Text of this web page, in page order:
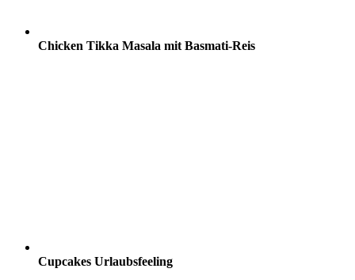
Chicken Tikka Masala mit Basmati-Reis
Cupcakes Urlaubsfeeling